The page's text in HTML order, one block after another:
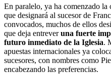
En paralelo, ya ha comenzado la
que designará al sucesor de
convocados, muchos de ellos
que deja entreveruna fuerte
futuro inmediato de la Iglesia.
apuestas internacionales ya
sucesores, con nombres como
encabezando las preferencias.